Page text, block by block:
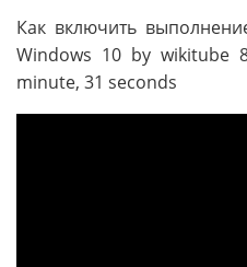
Как включить
Windows 10 by wikitube
minute, 31 seconds